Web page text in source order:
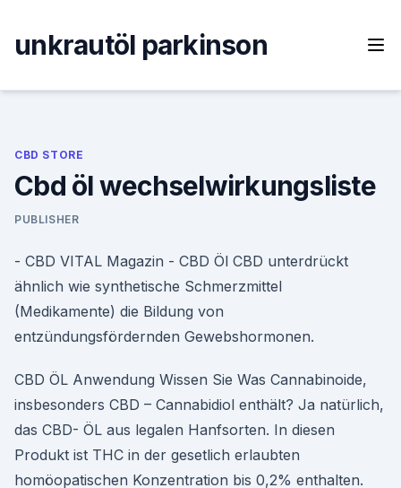
content
unkrautöl parkinson
CBD STORE
Cbd öl wechselwirkungsliste
PUBLISHER
- CBD VITAL Magazin - CBD Öl CBD unterdrückt
ähnlich wie synthetische Schmerzmittel
(Medikamente) die Bildung von
entzündungsfördernden Gewebshormonen.
CBD ÖL Anwendung Wissen Sie Was Cannabinoide,
insbesonders CBD – Cannabidiol enthält? Ja natürlich,
das CBD- ÖL aus legalen Hanfsorten. In diesen
Produkt ist THC in der gesetlich erlaubten
homöopatischen Konzentration bis 0,2% enthalten.